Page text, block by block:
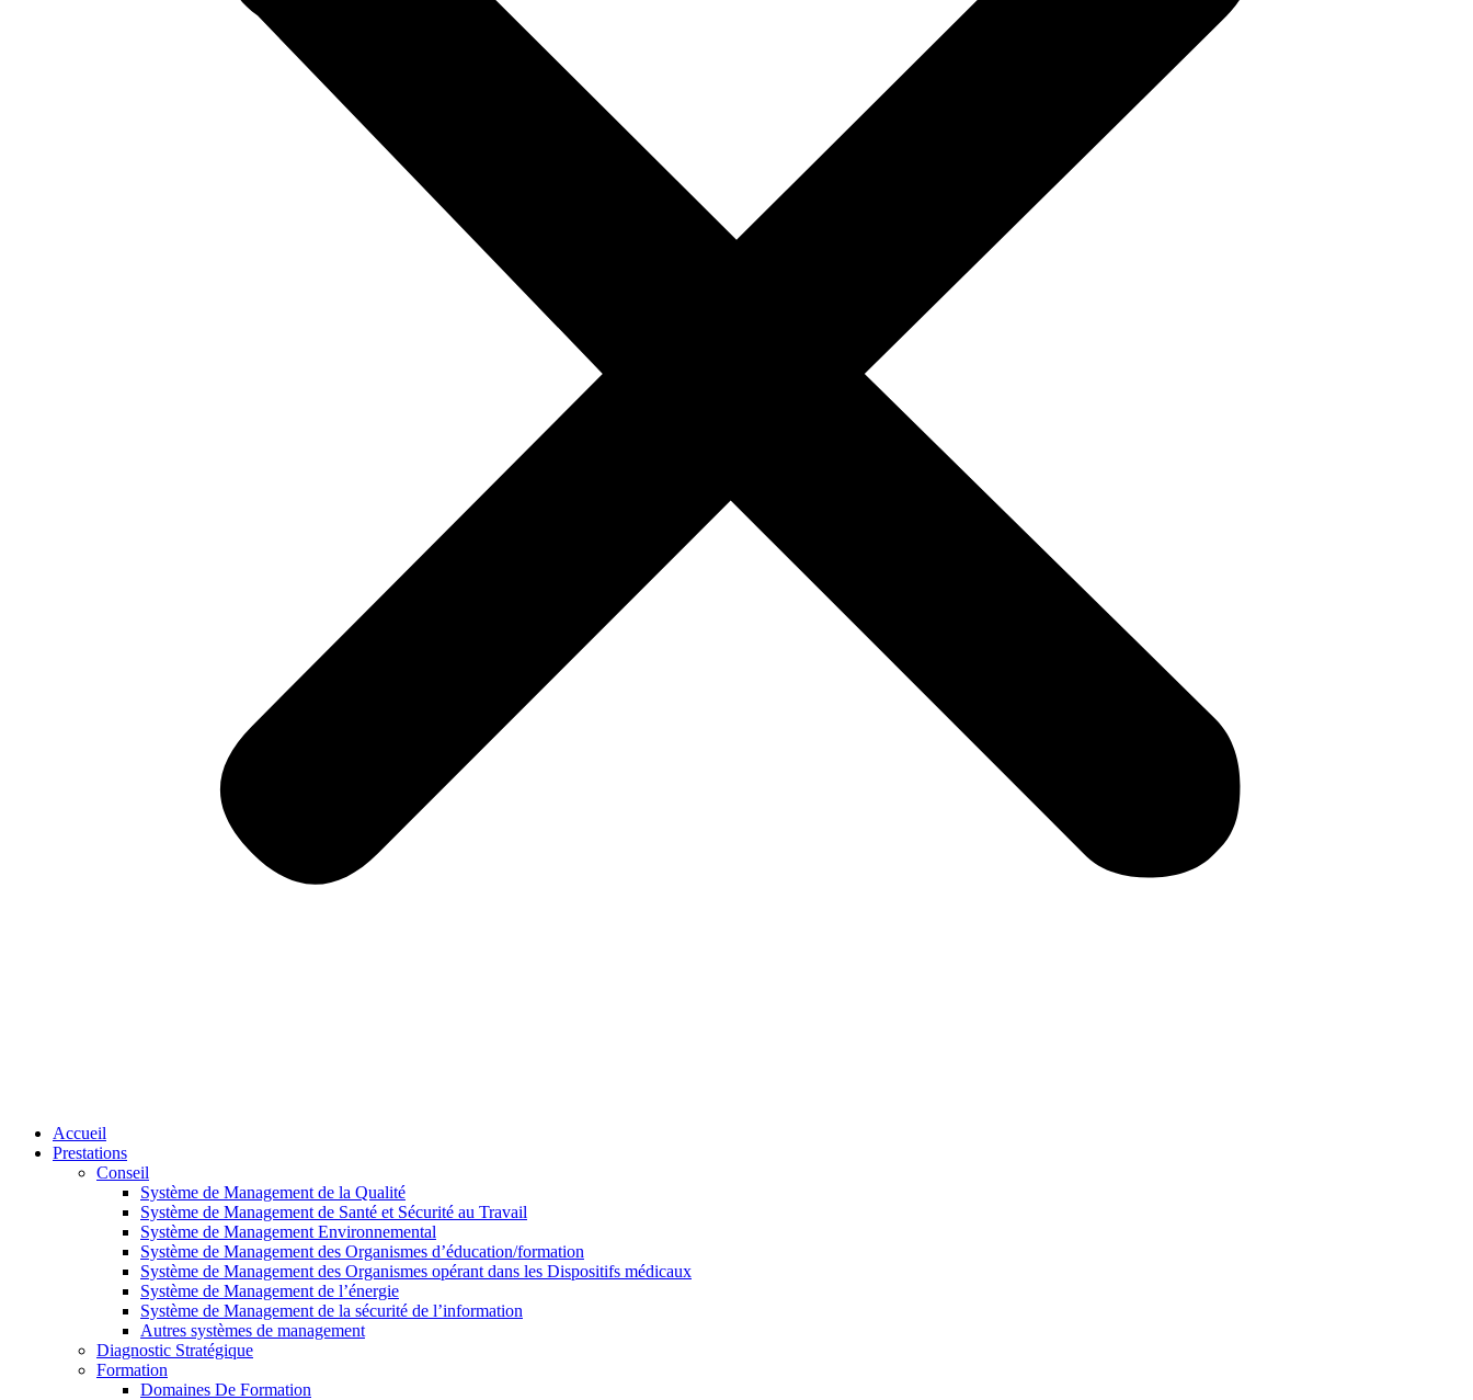
Accueil
Prestations
Conseil
Système de Management de la Qualité
Système de Management de Santé et Sécurité au Travail
Système de Management Environnemental
Système de Management des Organismes d’éducation/formation
Système de Management des Organismes opérant dans les Dispositifs médicaux
Système de Management de l’énergie
Système de Management de la sécurité de l’information
Autres systèmes de management
Diagnostic Stratégique
Formation
Domaines De Formation